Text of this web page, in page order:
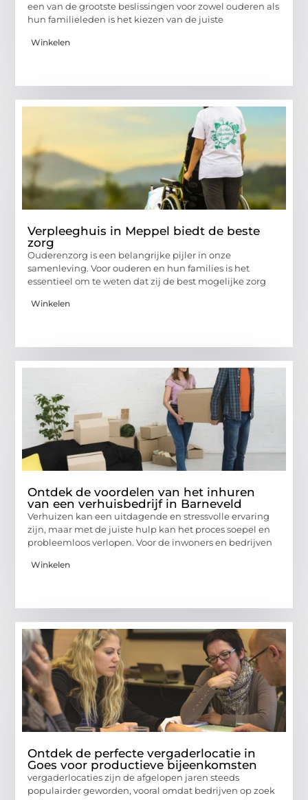
een van de grootste beslissingen voor zowel ouderen als
hun familieleden is het kiezen van de juiste
Winkelen
Verpleeghuis in Meppel biedt de beste
zorg
Ouderenzorg is een belangrijke pijler in onze
samenleving. Voor ouderen en hun families is het
essentieel om te weten dat zij de best mogelijke zorg
Winkelen
Ontdek de voordelen van het inhuren
van een verhuisbedrijf in Barneveld
Verhuizen kan een uitdagende en stressvolle ervaring
zijn, maar met de juiste hulp kan het proces soepel en
probleemloos verlopen. Voor de inwoners en bedrijven
Winkelen
Ontdek de perfecte vergaderlocatie in
Goes voor productieve bijeenkomsten
vergaderlocaties zijn de afgelopen jaren steeds
populairder geworden, vooral omdat bedrijven op zoek